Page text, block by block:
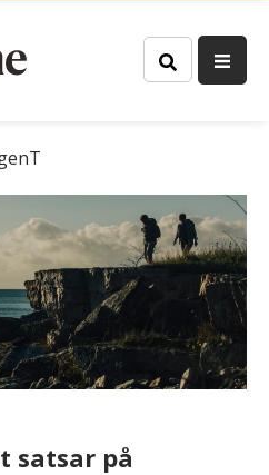
satsar på